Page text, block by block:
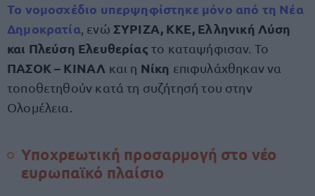
Το νομοσχέδιο υπερψηφίστηκε μόνο από τη Νέα
Δημοκρατία , ενώ ΣΥΡΙΖΑ, ΚΚΕ, Ελληνική Λύση
και Πλεύση Ελευθερίας το καταψήφισαν. Το
ΠΑΣΟΚ – ΚΙΝΑΛ και η Νίκη επιφυλάχθηκαν να
τοποθετηθούν κατά τη συζήτησή του στην
Ολομέλεια.
Υποχρεωτική προσαρμογή στο νέο
ευρωπαϊκό πλαίσιο